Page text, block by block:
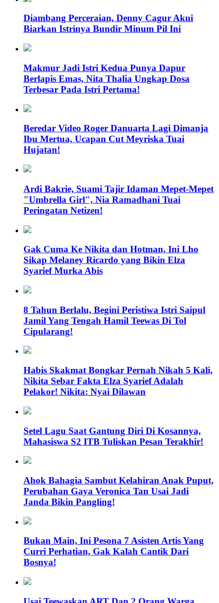
Diambang Perceraian, Denny Cagur Akui
Biarkan Istrinya Bundir Minum Pil Ini
Makmur Jadi Istri Kedua Punya Dapur
Berlapis Emas, Nita Thalia Ungkap Dosa
Terbesar Pada Istri Pertama!
Beredar Video Roger Danuarta Lagi Dimanja
Ibu Mertua, Ucapan Cut Meyriska Tuai
Hujatan!
Ardi Bakrie, Suami Tajir Idaman Mepet-Mepet
"Umbrella Girl", Nia Ramadhani Tuai
Peringatan Netizen!
Gak Cuma Ke Nikita dan Hotman, Ini Lho
Sikap Melaney Ricardo yang Bikin Elza
Syarief Murka Abis
8 Tahun Berlalu, Begini Peristiwa Istri Saipul
Jamil Yang Tengah Hamil Teewas Di Tol
Cipularang!
Habis Skakmat Bongkar Pernah Nikah 5 Kali,
Nikita Sebar Fakta Elza Syarief Adalah
Pelakor! Nikita: Nyai Dilawan
Setel Lagu Saat Gantung Diri Di Kosannya,
Mahasiswa S2 ITB Tuliskan Pesan Terakhir!
Ahok Bahagia Sambut Kelahiran Anak Puput,
Perubahan Gaya Veronica Tan Usai Jadi
Janda Bikin Pangling!
Bukan Main, Ini Pesona 7 Asisten Artis Yang
Curri Perhatian, Gak Kalah Cantik Dari
Bosnya!